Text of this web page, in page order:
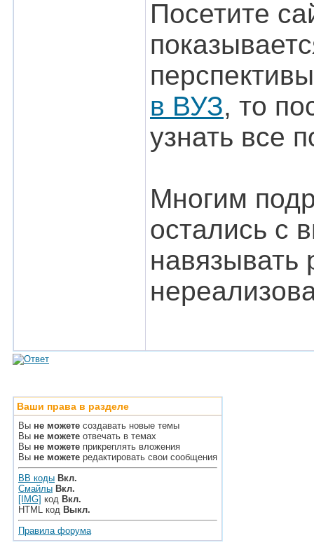
Посетите
в ВУЗ, то
узнать все
Многим
остались с
навязывать
Ваши права в разделе
Вы не можете создавать новые темы
Вы не можете отвечать в темах
Вы не можете прикреплять вложения
Вы не можете редактировать свои сообщения
BB коды Вкл.
Смайлы Вкл.
[IMG] код Вкл.
HTML код Выкл.
Правила форума